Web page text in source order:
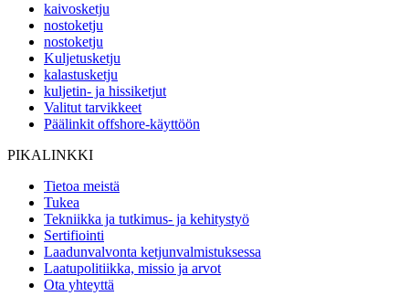
kaivosketju
nostoketju
nostoketju
Kuljetusketju
kalastusketju
kuljetin- ja hissiketjut
Valitut tarvikkeet
Päälinkit offshore-käyttöön
PIKALINKKI
Tietoa meistä
Tukea
Tekniikka ja tutkimus- ja kehitystyö
Sertifiointi
Laadunvalvonta ketjunvalmistuksessa
Laatupolitiikka, missio ja arvot
Ota yhteyttä